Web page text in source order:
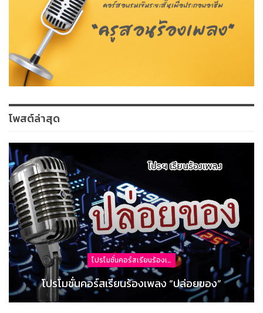
โพสต์ล่าสุด
โปรโมชั่นคอร์สเรียนร้องเพลง
โปรโมชั่นคอร์สเรียนร้องเพลง “ปล่อยของ”